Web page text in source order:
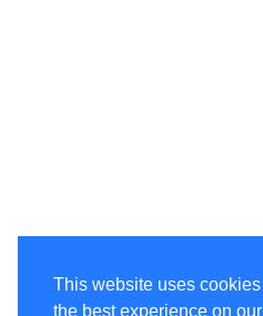
This website uses
the best experience on